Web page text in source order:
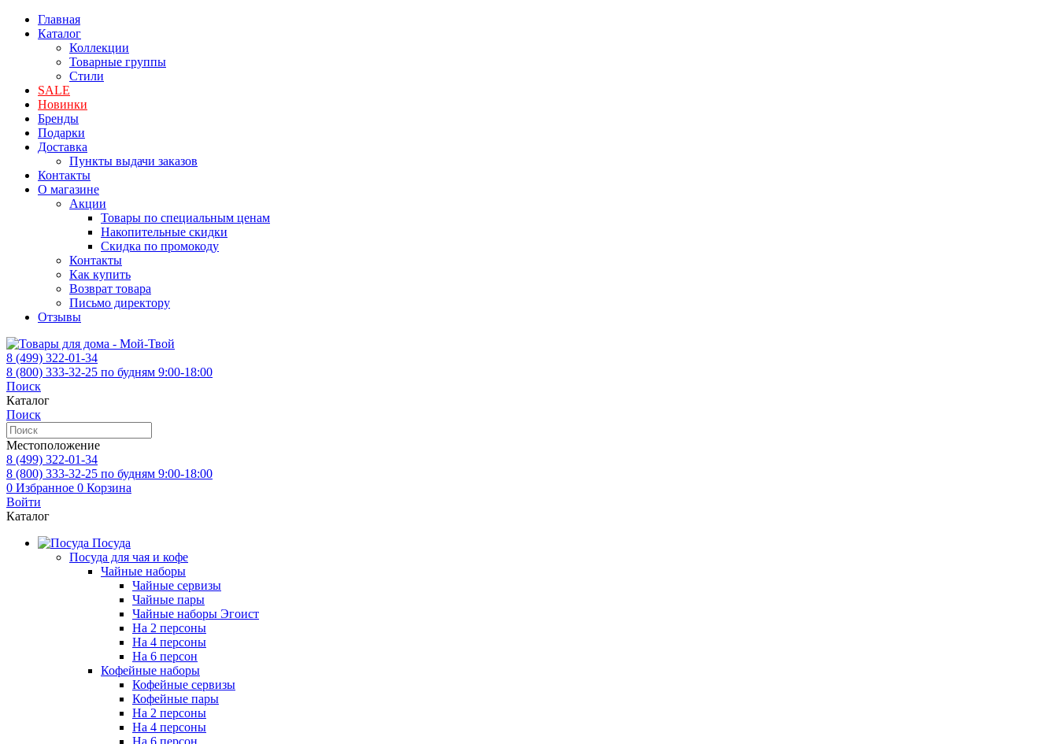
Главная
Каталог
Коллекции
Товарные группы
Стили
SALE
Новинки
Бренды
Подарки
Доставка
Пункты выдачи заказов
Контакты
О магазине
Акции
Товары по специальным ценам
Накопительные скидки
Скидка по промокоду
Контакты
Как купить
Возврат товара
Письмо директору
Отзывы
8 (499) 322-01-34
8 (800) 333-32-25 по будням 9:00-18:00
Поиск
Каталог
Поиск
Местоположение
8 (499) 322-01-34
8 (800) 333-32-25 по будням 9:00-18:00
0 Избранное 0 Корзина
Войти
Каталог
Посуда
Посуда для чая и кофе
Чайные наборы
Чайные сервизы
Чайные пары
Чайные наборы Эгоист
На 2 персоны
На 4 персоны
На 6 персон
Кофейные наборы
Кофейные сервизы
Кофейные пары
На 2 персоны
На 4 персоны
На 6 персон